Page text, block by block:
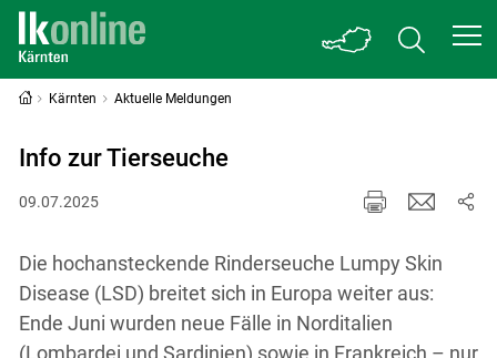
Kärnten Aktuelle Meldungen
Info zur Tierseuche
09.07.2025
Die hochansteckende Rinderseuche Lumpy Skin
Disease (LSD) breitet sich in Europa weiter aus:
Ende Juni wurden neue Fälle in Norditalien
(Lombardei und Sardinien) sowie in Frankreich – nur